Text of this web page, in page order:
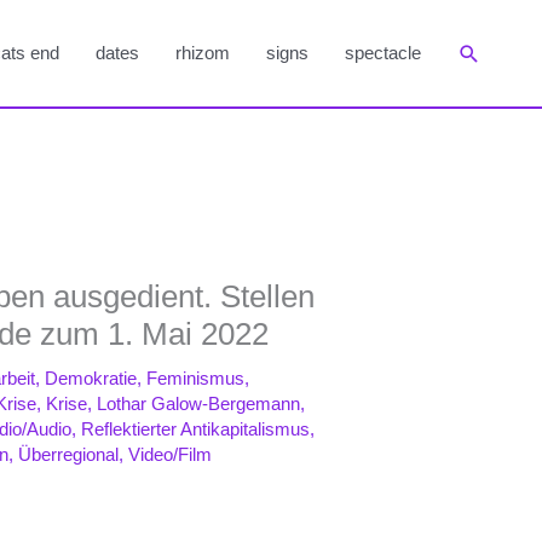
end dates rhizom signs spectacle Suchen
ausgedient. Stellen
zum 1. Mai 2022
, Demokratie, Feminismus,
, Krise, Lothar Galow-Bergemann,
Audio, Reflektierter Antikapitalismus,
, Überregional,Video/Film